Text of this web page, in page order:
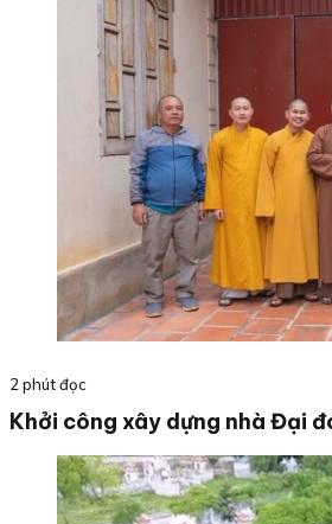
2 phút đọc
Khởi công xây dựng nhà Đại